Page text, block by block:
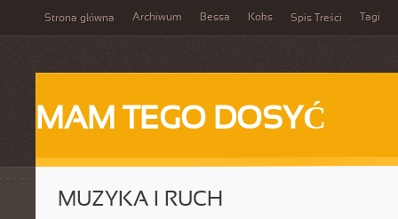
Strona główna Archiwum Bessa Koks Spis Treści Tagi
MAM TEGO DOSYĆ
MUZYKA I RUCH